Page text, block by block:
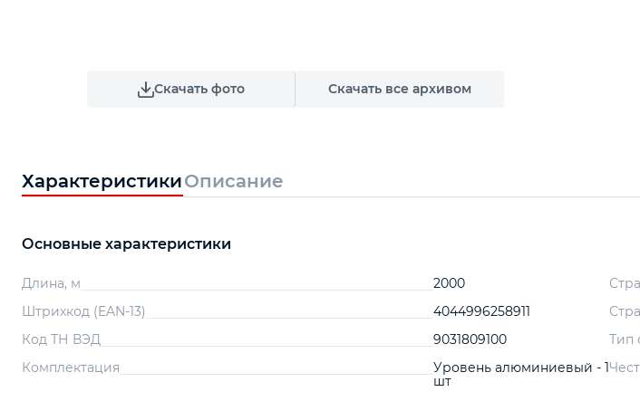
Скачать фото Скачать все архивом
ХарактеристикиОписание
Основные характеристики
Длина, м
2000
Штрихкод (EAN-13)
4044996258911
Код ТН ВЭД
9031809100
Комплектация
Уровень алюминиевый - 1
шт
Тип